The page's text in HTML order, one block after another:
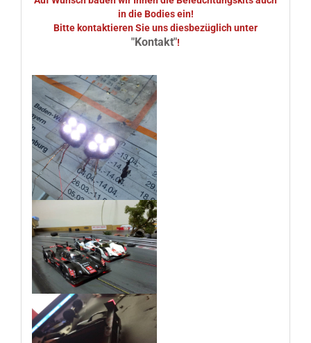
in die Bodies ein!
Bitte kontaktieren Sie uns diesbezüglich unter
"Kontakt"!